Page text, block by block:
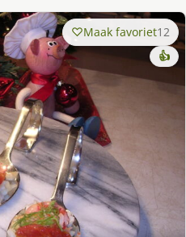
Maak favoriet12
👍